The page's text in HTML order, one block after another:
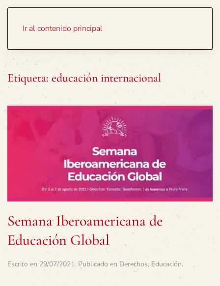
Ir al contenido principal
Etiqueta: educación internacional
Semana Iberoamericana de
Educación Global
Escrito en 29/07/2021. Publicado en Derechos, Educación.